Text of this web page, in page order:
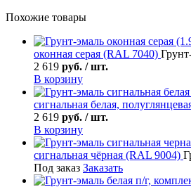
Похожие товары
оконная серая (RAL 7040)
2 619 руб. / шт.
В корзину
сигнальная белая,
2 619 руб. / шт.
В корзину
сигнальная чёрная (RAL 9004)
Под заказ Заказать